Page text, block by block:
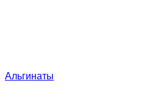
Альгинаты